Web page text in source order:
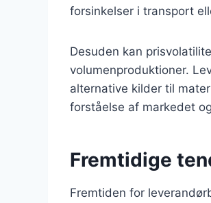
forsinkelser i transport
Desuden kan
volumenproduktioner.
alternative kilder til
forståelse af markedet
Fremtidige
Fremtiden for